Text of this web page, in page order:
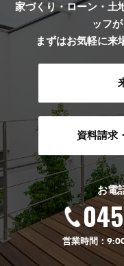
家づくり・ローン・土
ッフ
まずはお気軽に来
資料請求
お電
営業時間：